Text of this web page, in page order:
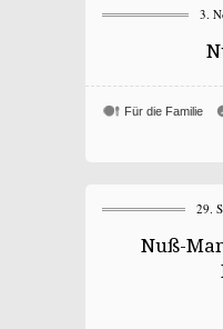
3.
Für die Familie
29.
Nuß-